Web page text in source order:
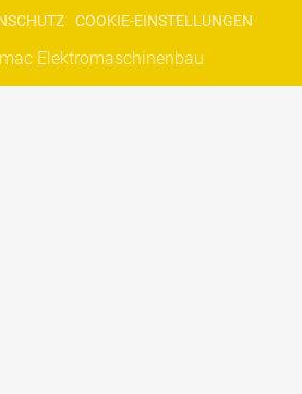
COOKIE-EINSTELLUNGEN
Elektromaschinenbau